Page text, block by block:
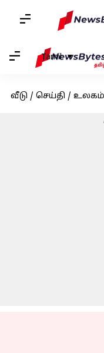
Tamil
வீடு / செய்தி / உலகம்